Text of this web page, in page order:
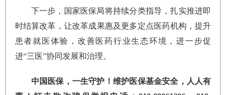
下一步，国家医保局将持续分类指导，扎实推进即
时结算改革，让改革成果惠及更多定点医药机构，提升
患者就医体验，改善医药行业生态环境，进一步促
进“三医”协同发展和治理。
中国医保，一生守护！维护医保基金安全，人人有